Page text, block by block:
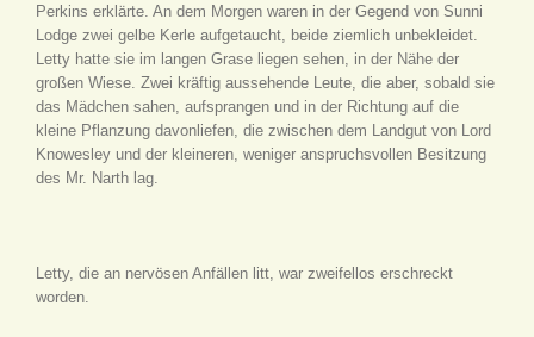
Perkins erklärte. An dem Morgen waren in der Gegend von Sunni
Lodge zwei gelbe Kerle aufgetaucht, beide ziemlich unbekleidet.
Letty hatte sie im langen Grase liegen sehen, in der Nähe der
großen Wiese. Zwei kräftig aussehende Leute, die aber, sobald sie
das Mädchen sahen, aufsprangen und in der Richtung auf die
kleine Pflanzung davonliefen, die zwischen dem Landgut von Lord
Knowesley und der kleineren, weniger anspruchsvollen Besitzung
des Mr. Narth lag.
Letty, die an nervösen Anfällen litt, war zweifellos erschreckt
worden.